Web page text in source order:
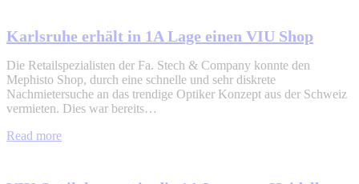
Karlsruhe erhält in 1A Lage einen VIU Shop
Die Retailspezialisten der Fa. Stech & Company konnte den
Mephisto Shop, durch eine schnelle und sehr diskrete
Nachmietersuche an das trendige Optiker Konzept aus der Schweiz
vermieten. Dies war bereits…
Read more